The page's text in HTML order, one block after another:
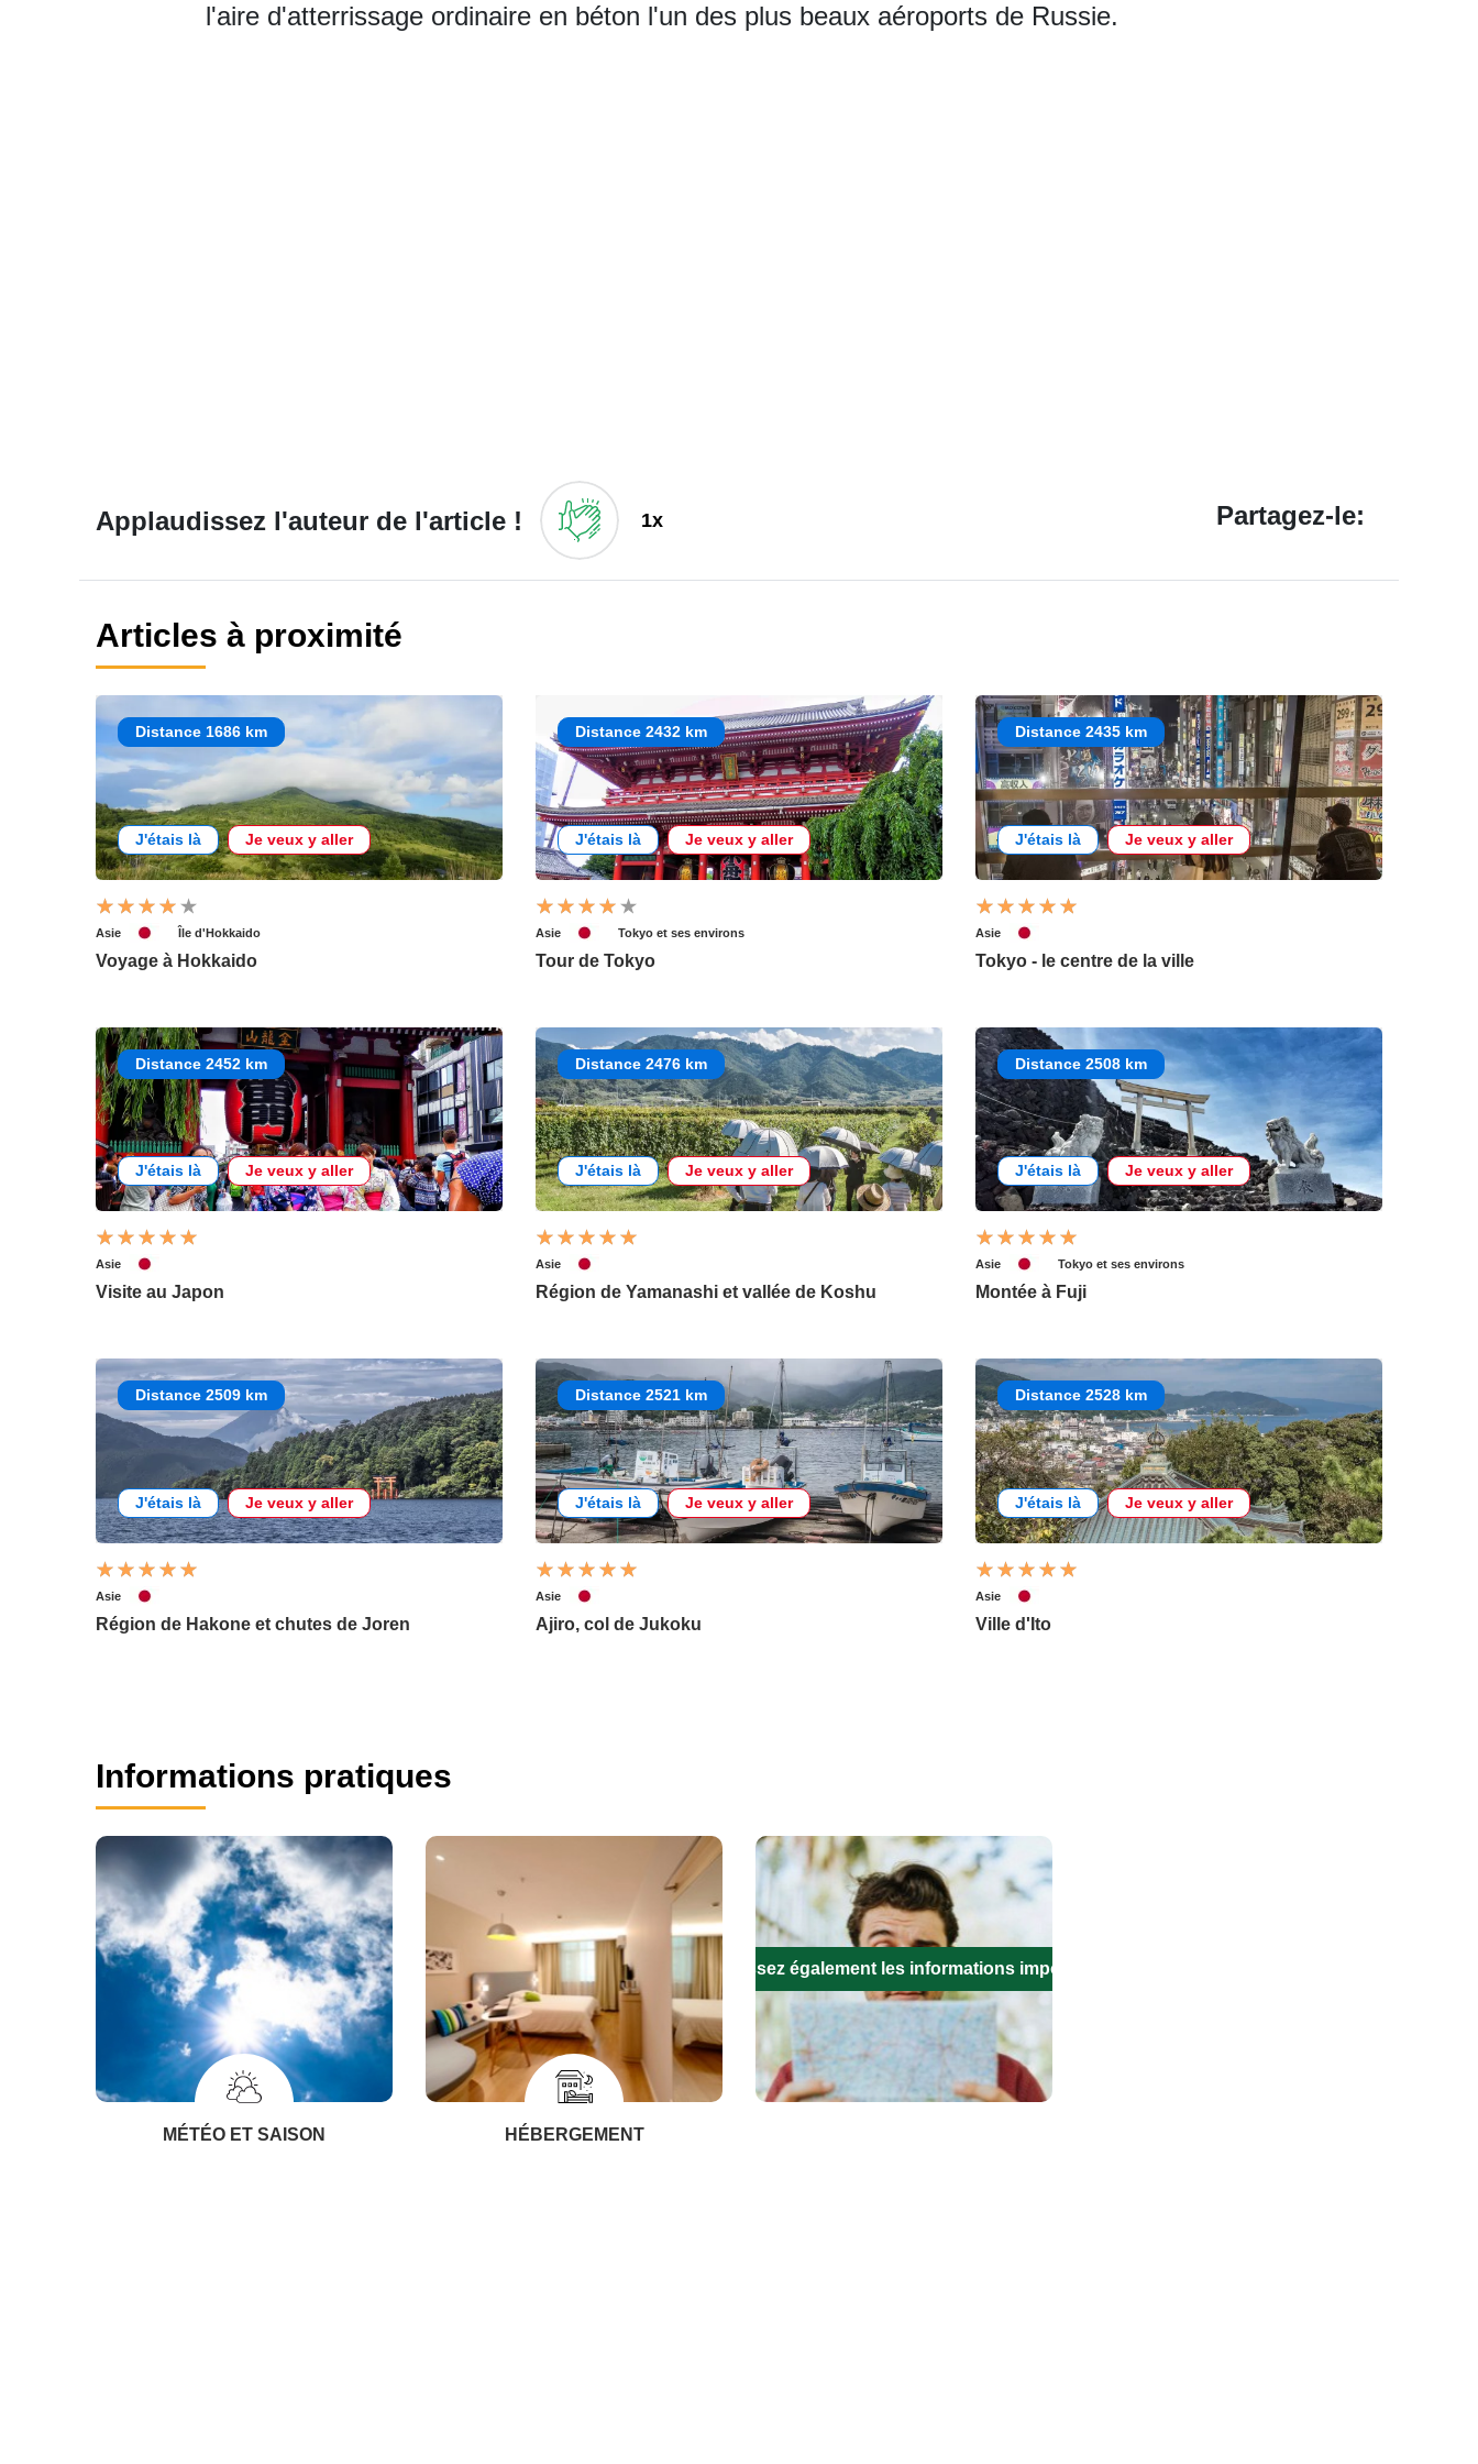
l'aire d'atterrissage ordinaire en béton l'un des plus beaux aéroports de Russie.
Applaudissez l'auteur de l'article ! 1x Partagez-le:
Articles à proximité
Distance 1686 km
J'étais là Je veux y aller
Asie Île d'Hokkaido
Voyage à Hokkaido
Distance 2432 km
J'étais là Je veux y aller
Asie Tokyo et ses environs
Tour de Tokyo
Distance 2435 km
J'étais là Je veux y aller
Asie
Tokyo - le centre de la ville
Distance 2452 km
J'étais là Je veux y aller
Asie
Visite au Japon
Distance 2476 km
J'étais là Je veux y aller
Asie
Région de Yamanashi et vallée de Koshu
Distance 2508 km
J'étais là Je veux y aller
Asie Tokyo et ses environs
Montée à Fuji
Distance 2509 km
J'étais là Je veux y aller
Asie
Région de Hakone et chutes de Joren
Distance 2521 km
J'étais là Je veux y aller
Asie
Ajiro, col de Jukoku
Distance 2528 km
J'étais là Je veux y aller
Asie
Ville d'Ito
Informations pratiques
MÉTÉO ET SAISON HÉBERGEMENT
Remplissez également les informations importantes